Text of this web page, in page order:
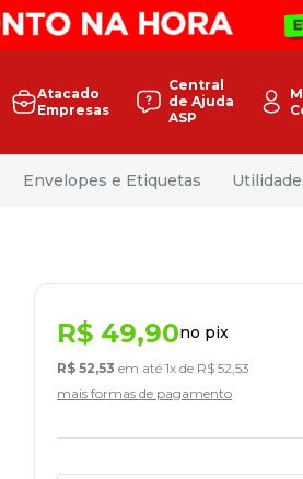
Atacado
Empresas
Central
de Ajuda
ASP
Envelopes e Etiquetas
R$ 49,90no pix
R$ 52,53 em até1x de R$ 52 ,53
mais formas de pagamento